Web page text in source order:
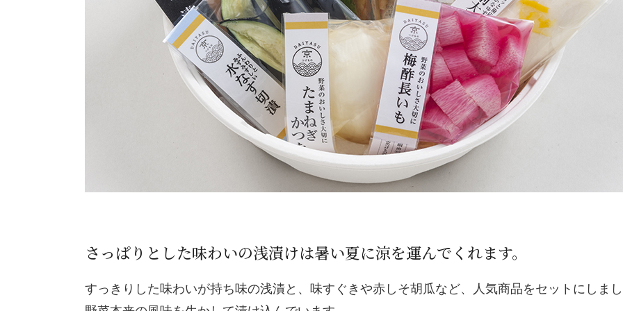
さっぱりとした味わいの浅漬けは暑い夏に涼を運んでくれます。
すっきりした味わいが持ち味の浅漬と、味すぐきや赤しそ胡瓜など、人気商品をセットにしま